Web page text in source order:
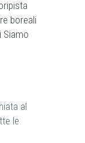
boreali
Siamo
al
le